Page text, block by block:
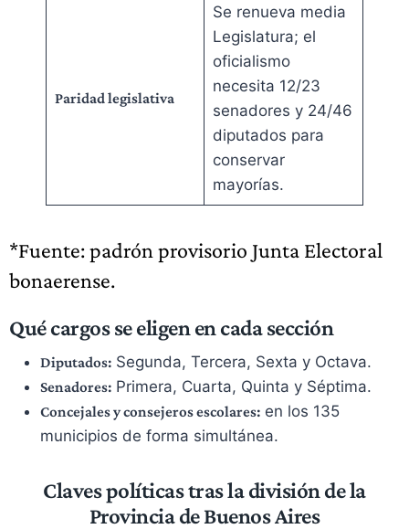
Paridad legislativa
Se renueva media
Legislatura; el
oficialismo
necesita 12/23
senadores y 24/46
diputados para
conservar
mayorías.
*Fuente: padrón provisorio Junta Electoral
bonaerense.
Qué cargos se eligen en cada sección
Diputados: Segunda, Tercera, Sexta y Octava.
Senadores: Primera, Cuarta, Quinta y Séptima.
Concejales y consejeros escolares: en los 135
municipios de forma simultánea.
Claves políticas tras la división de la
Provincia de Buenos Aires